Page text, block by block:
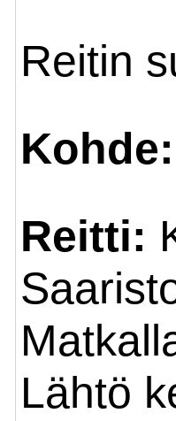
Reitin
Kohde:
Reitti:
Lähtö